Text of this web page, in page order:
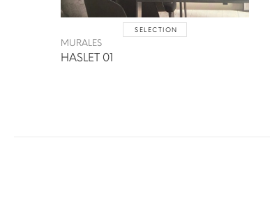
SELECTION
MURALES
HASLET 01